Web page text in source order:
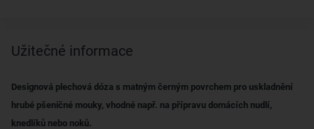
Užitečné informace
Designová plechová dóza s matným černým povrchem pro uskladnění
hrubé pšeničné mouky, vhodné např. na přípravu domácích nudlí,
knedlíků nebo noků.